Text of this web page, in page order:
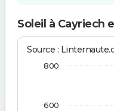
Soleil à Cayriech
Source :
600
800